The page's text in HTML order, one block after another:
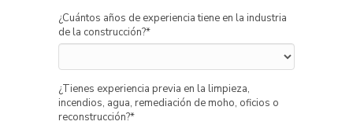
¿Cuántos años de experiencia tiene en la industria
de la construcción?*
¿Tienes experiencia previa en la limpieza,
incendios, agua, remediación de moho, oficios o
reconstrucción?*